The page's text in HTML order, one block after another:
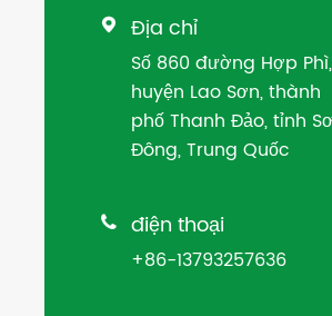
 Địa chỉ
Số 860 đường Hợp Phì,
huyện Lao Sơn, thành
phố Thanh Đảo, tỉnh
Đông, Trung Quốc
 điện thoại
+86-13793257636